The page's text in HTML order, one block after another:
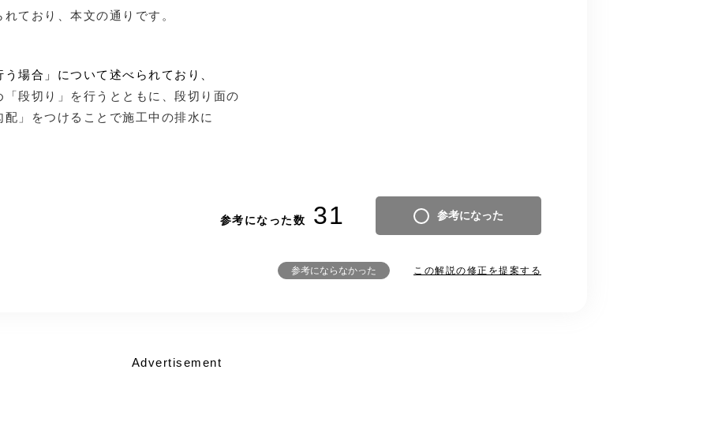
ており、本文の通りです。
場合」について述べられており、
段切り」を行うとともに、段切り面の
」をつけることで施工中の排水に
参考になった数 31 参考になった
参考にならなかった この解説の修正を提案する
Advertisement